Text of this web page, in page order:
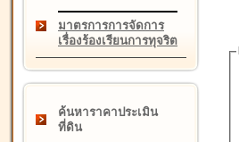
มาตรการการจัดการ
เรื่องร้องเรียนการทุจริต
ค้นหาราคาประเมิน
ที่ดิน